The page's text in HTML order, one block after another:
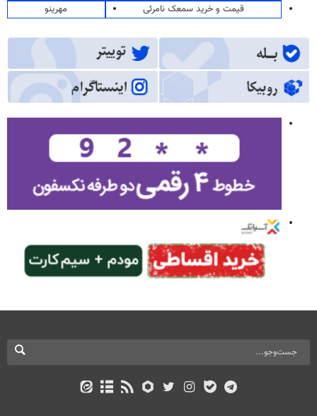
قیمت و خرید سمعک نامرئی
مهرینو